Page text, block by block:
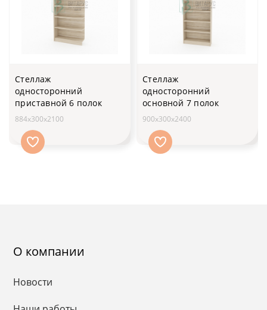
Стеллаж
односторонний
приставной 6 полок
884х300х2100
Стеллаж
односторонний
основной 7 полок
900х300х2400
О компании
Новости